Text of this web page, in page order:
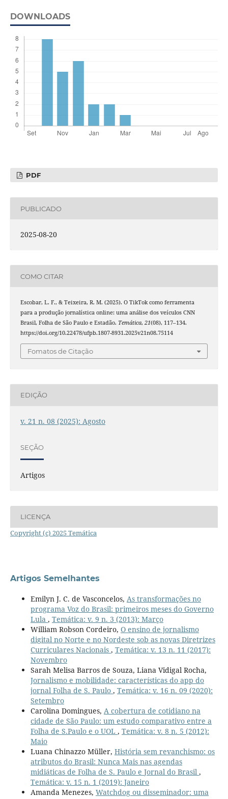
DOWNLOADS
PDF
PUBLICADO
2025-08-20
COMO CITAR
Escobar, L. F., & Teixeira, R. M. (2025). O TikTok como ferramenta
para a produção jornalística online: uma análise dos veículos CNN
Brasil, Folha de São Paulo e Estadão. Temática, 21(08), 117–134.
https://doi.org/10.22478/ufpb.1807-8931.2025v21n08.75114
Fomatos de Citação
EDIÇÃO
v. 21 n. 08 (2025): Agosto
SEÇÃO
Artigos
LICENÇA
Copyright (c) 2025 Temática
Artigos Semelhantes
Emilyn J. C. de Vasconcelos, As transformações no
programa Voz do Brasil: primeiros meses do Governo
Lula , Temática: v. 9 n. 3 (2013): Março
William Robson Cordeiro, O ensino de jornalismo
digital no Norte e no Nordeste sob as novas Diretrizes
Curriculares Nacionais , Temática: v. 13 n. 11 (2017):
Novembro
Sarah Melisa Barros de Souza, Liana Vidigal Rocha,
Jornalismo e mobilidade: características do app do
jornal Folha de S. Paulo , Temática: v. 16 n. 09 (2020):
Setembro
Carolina Domingues, A cobertura de cotidiano na
cidade de São Paulo: um estudo comparativo entre a
Folha de S.Paulo e o UOL , Temática: v. 8 n. 5 (2012):
Maio
Luana Chinazzo Müller, História sem revanchismo: os
atributos do Brasil: Nunca Mais nas agendas
midiáticas de Folha de S. Paulo e Jornal do Brasil ,
Temática: v. 15 n. 1 (2019): Janeiro
Amanda Menezes, Watchdog ou disseminador: uma